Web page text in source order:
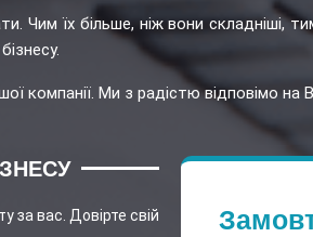
Чим їх більше, ніж вони складніші,
компанії. Ми з радістю відповімо на
за вас. Довірте свій